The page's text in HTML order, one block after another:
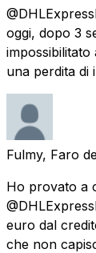
oggi, dopo 3
una perdita di
Fulmy, Faro
Ho provato a
euro dal
che non